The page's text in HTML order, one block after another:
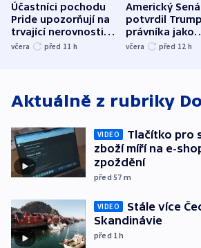
Účastníci pochodu
Pride upozorňují na
trvající nerovnosti i
společenskou
včera před 11 h
Americký
potvrdil
právníka jako
ministra
včera před 12 h
Aktuálně z rubriky
VIDEO
Tlačítko pro
zboží míří na e-
zpoždění
před 57 m
VIDEO
Stále více
Skandinávie
před 1h